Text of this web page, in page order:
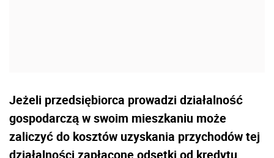
Jeżeli przedsiębiorca prowadzi działalność
gospodarczą w swoim mieszkaniu może
zaliczyć do kosztów uzyskania przychodów tej
działalności zapłacone odsetki od kredytu